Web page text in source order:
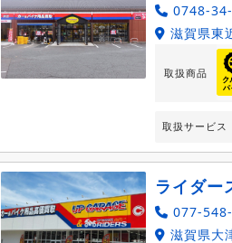
0748-
滋賀県東
取扱商品
取扱サービス
ライダー
077-
滋賀県大